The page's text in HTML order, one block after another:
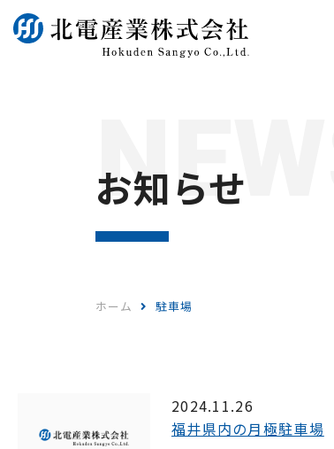
NEWS
お知らせ
ホーム 駐車場
2024.11.26
福井県内の月極駐車場